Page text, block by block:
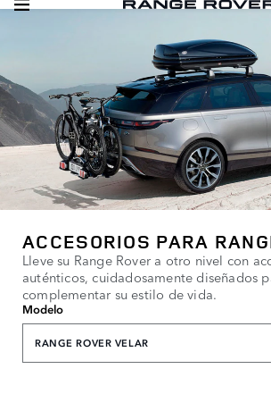
ACCESORIOS PARA
Lleve su Range Rover a otro nivel con
auténticos, cuidadosamente diseñados
complementar su estilo de vida.
Modelo
RANGE ROVER VELAR